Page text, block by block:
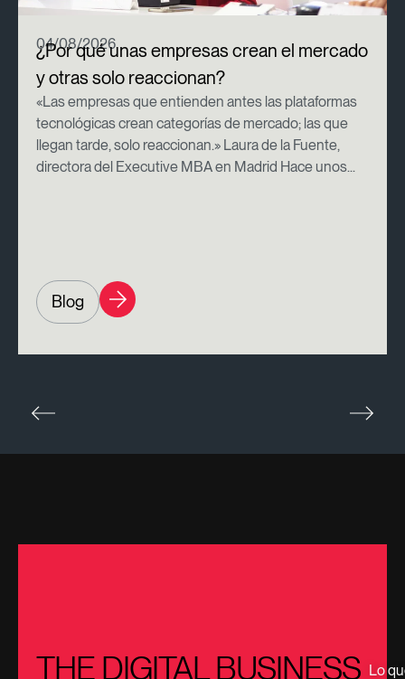
04/08/2026
¿Por qué unas empresas crean el mercado
y otras solo reaccionan?
«Las empresas que entienden antes las plataformas
tecnológicas crean categorías de mercado; las que
llegan tarde, solo reaccionan.» Laura de la Fuente,
directora del Executive MBA en Madrid Hace unos...
Blog
THE DIGITAL BUSINESS Lo